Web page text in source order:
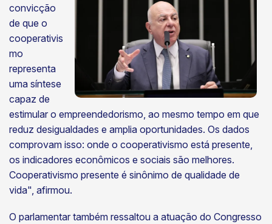
convicção
de que o
cooperativis
mo
representa
uma síntese
capaz de
estimular o empreendedorismo, ao mesmo tempo em que
reduz desigualdades e amplia oportunidades. Os dados
comprovam isso: onde o cooperativismo está presente,
os indicadores econômicos e sociais são melhores.
Cooperativismo presente é sinônimo de qualidade de
vida", afirmou.
O parlamentar também ressaltou a atuação do Congresso